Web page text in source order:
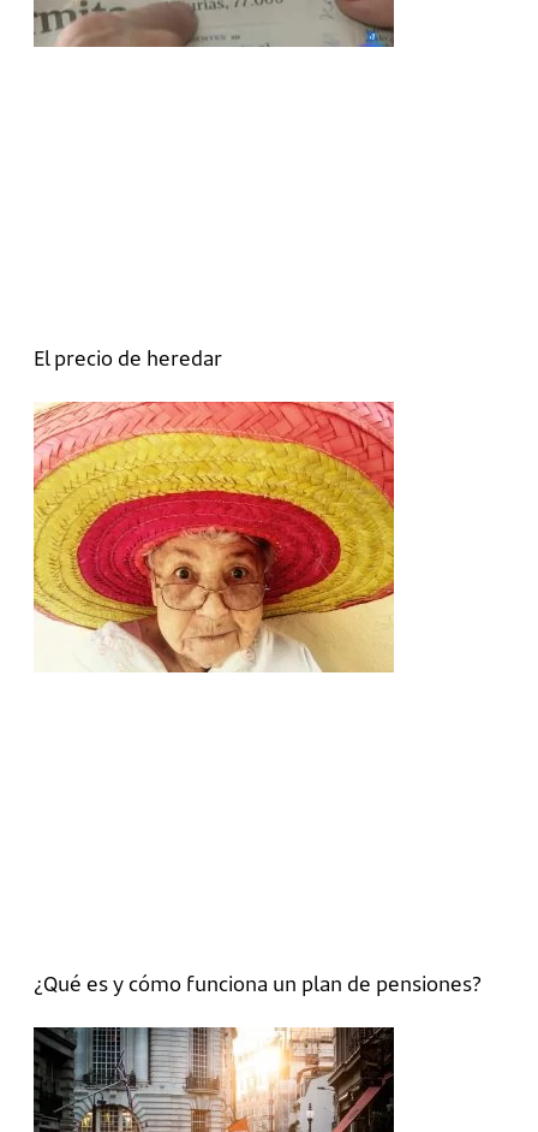
El precio de heredar
¿Qué es y cómo funciona un plan de pensiones?